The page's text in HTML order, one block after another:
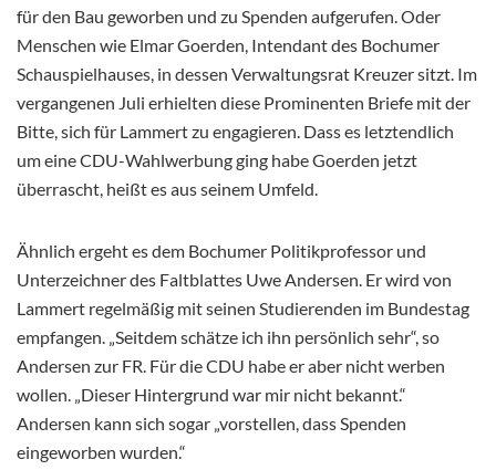
für den Bau geworben und zu Spenden aufgerufen. Oder
Menschen wie Elmar Goerden, Intendant des Bochumer
Schauspielhauses, in dessen Verwaltungsrat Kreuzer sitzt. Im
vergangenen Juli erhielten diese Prominenten Briefe mit der
Bitte, sich für Lammert zu engagieren. Dass es letztendlich
um eine CDU-Wahlwerbung ging habe Goerden jetzt
überrascht, heißt es aus seinem Umfeld.
Ähnlich ergeht es dem Bochumer Politikprofessor und
Unterzeichner des Faltblattes Uwe Andersen. Er wird von
Lammert regelmäßig mit seinen Studierenden im Bundestag
empfangen. „Seitdem schätze ich ihn persönlich sehr“, so
Andersen zur FR. Für die CDU habe er aber nicht werben
wollen. „Dieser Hintergrund war mir nicht bekannt.“
Andersen kann sich sogar „vorstellen, dass Spenden
eingeworben wurden.“